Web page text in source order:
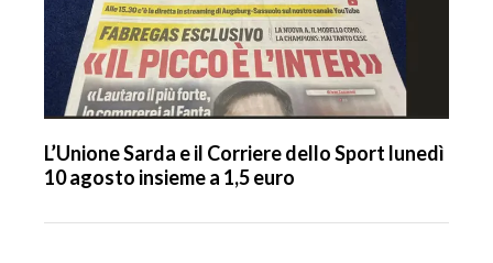
L’Unione Sarda e il Corriere dello Sport lunedì
10 agosto insieme a 1,5 euro